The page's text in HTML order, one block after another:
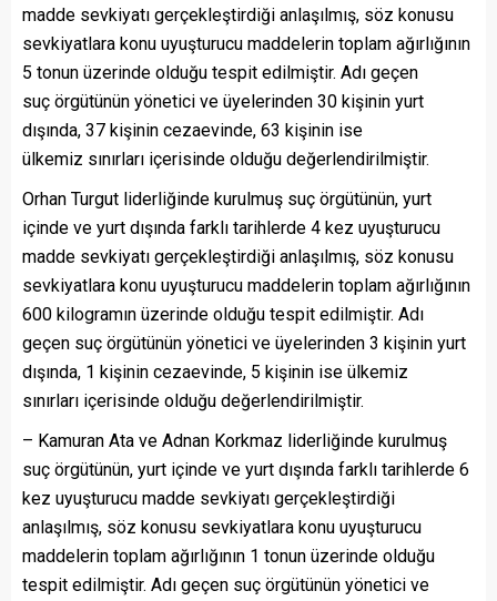
madde sevkiyatı gerçekleştirdiği anlaşılmış, söz konusu
sevkiyatlara konu uyuşturucu maddelerin toplam ağırlığının
5 tonun üzerinde olduğu tespit edilmiştir. Adı geçen
suç örgütünün yönetici ve üyelerinden 30 kişinin yurt
dışında, 37 kişinin cezaevinde, 63 kişinin ise
ülkemiz sınırları içerisinde olduğu değerlendirilmiştir.
Orhan Turgut liderliğinde kurulmuş suç örgütünün, yurt
içinde ve yurt dışında farklı tarihlerde 4 kez uyuşturucu
madde sevkiyatı gerçekleştirdiği anlaşılmış, söz konusu
sevkiyatlara konu uyuşturucu maddelerin toplam ağırlığının
600 kilogramın üzerinde olduğu tespit edilmiştir. Adı
geçen suç örgütünün yönetici ve üyelerinden 3 kişinin yurt
dışında, 1 kişinin cezaevinde, 5 kişinin ise ülkemiz
sınırları içerisinde olduğu değerlendirilmiştir.
– Kamuran Ata ve Adnan Korkmaz liderliğinde kurulmuş
suç örgütünün, yurt içinde ve yurt dışında farklı tarihlerde 6
kez uyuşturucu madde sevkiyatı gerçekleştirdiği
anlaşılmış, söz konusu sevkiyatlara konu uyuşturucu
maddelerin toplam ağırlığının 1 tonun üzerinde olduğu
tespit edilmiştir. Adı geçen suç örgütünün yönetici ve